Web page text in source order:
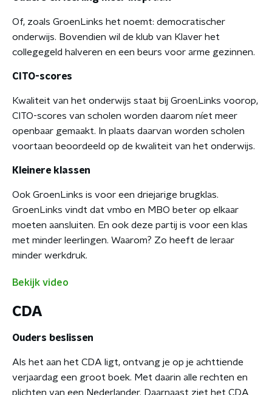
Of, zoals GroenLinks het noemt: democratischer
onderwijs. Bovendien wil de klub van Klaver het
collegegeld halveren en een beurs voor arme gezinnen.
CITO-scores
Kwaliteit van het onderwijs staat bij GroenLinks voorop,
CITO-scores van scholen worden daarom níet meer
openbaar gemaakt. In plaats daarvan worden scholen
voortaan beoordeeld op de kwaliteit van het onderwijs.
Kleinere klassen
Ook GroenLinks is voor een driejarige brugklas.
GroenLinks vindt dat vmbo en MBO beter op elkaar
moeten aansluiten. En ook deze partij is voor een klas
met minder leerlingen. Waarom? Zo heeft de leraar
minder werkdruk.
Bekijk video
CDA
Ouders beslissen
Als het aan het CDA ligt, ontvang je op je achttiende
verjaardag een groot boek. Met daarin alle rechten en
plichten van een Nederlander. Daarnaast ziet het CDA